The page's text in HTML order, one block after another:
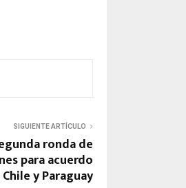
SIGUIENTE ARTÍCULO
ronda de
para acuerdo
y Paraguay